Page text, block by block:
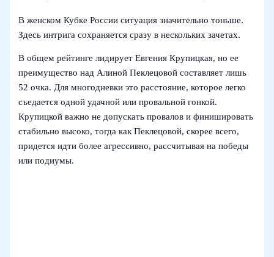
В женском Кубке России ситуация значительно тоньше.
Здесь интрига сохраняется сразу в нескольких зачетах.
В общем рейтинге лидирует Евгения Крупицкая, но ее
преимущество над Алиной Пеклецовой составляет лишь
52 очка. Для многодневки это расстояние, которое легко
съедается одной удачной или провальной гонкой.
Крупицкой важно не допускать провалов и финишировать
стабильно высоко, тогда как Пеклецовой, скорее всего,
придется идти более агрессивно, рассчитывая на победы
или подиумы.